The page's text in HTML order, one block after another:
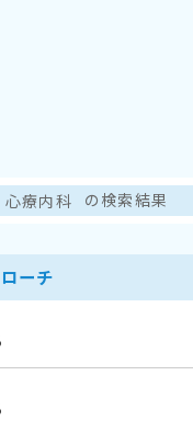
心療内科 の検索結果
ーチ